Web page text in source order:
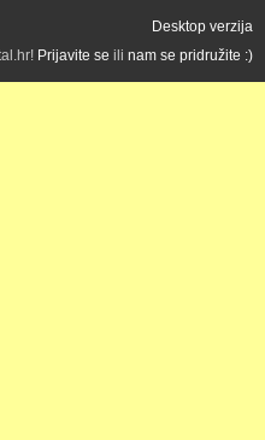
Desktop verzija
Prijavite se ili nam se pridružite :)